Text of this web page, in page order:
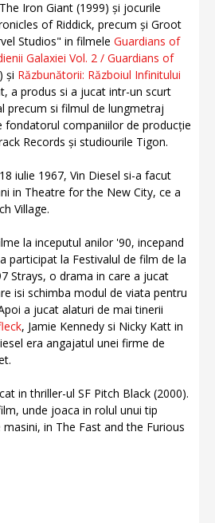
Iron Giant (1999) și jocurile
of Riddick, precum și Groot
Studios" in filmele Guardians of
Galaxiei Vol. 2 / Guardians of
și Răzbunătorii: Războiul Infinitului
a produs si a jucat intr-un scurt
precum si filmul de lungmetraj
fondatorul companiilor de producție
Records și studiourile Tigon.
iulie 1967, Vin Diesel si-a facut
in Theatre for the New City, ce a
Village.
la inceputul anilor '90, incepand
participat la Festivalul de film de la
Strays, o drama in care a jucat
isi schimba modul de viata pentru
a jucat alaturi de mai tinerii
, Jamie Kennedy si Nicky Katt in
era angajatul unei firme de
in thriller-ul SF Pitch Black (2000).
unde joaca in rolul unui tip
in The Fast and the Furious